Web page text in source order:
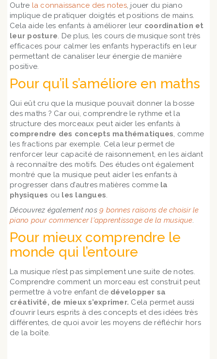
Outre la connaissance des notes, jouer du piano
implique de pratiquer doigtés et positions de mains.
Cela aide les enfants à améliorer leur coordination et
leur posture. De plus, les cours de musique sont très
efficaces pour calmer les enfants hyperactifs en leur
permettant de canaliser leur énergie de manière
positive.
Pour qu’il s’améliore en maths
Qui eût cru que la musique pouvait donner la bosse
des maths ? Car oui, comprendre le rythme et la
structure des morceaux peut aider les enfants à
comprendre des concepts mathématiques, comme
les fractions par exemple. Cela leur permet de
renforcer leur capacité de raisonnement, en les aidant
à reconnaître des motifs. Des études ont également
montré que la musique peut aider les enfants à
progresser dans d’autres matières comme la
physiques ou les langues.
Découvrez également nos 9 bonnes raisons de choisir le
piano pour commencer l'apprentissage de la musique.
Pour mieux comprendre le
monde qui l’entoure
La musique n’est pas simplement une suite de notes.
Comprendre comment un morceau est construit peut
permettre à votre enfant de développer sa
créativité, de mieux s’exprimer. Cela permet aussi
d’ouvrir leurs esprits à des concepts et des idées très
différentes, de quoi avoir les moyens de réfléchir hors
de la boîte.